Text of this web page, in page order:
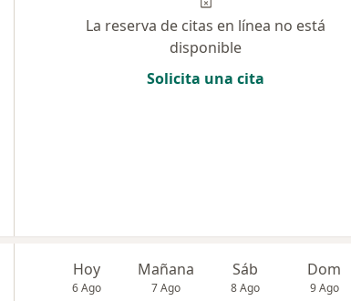
La reserva de citas en línea no está
disponible
Solicita una cita
Hoy
6 Ago
Mañana
7 Ago
Sáb
8 Ago
Dom
9 Ago